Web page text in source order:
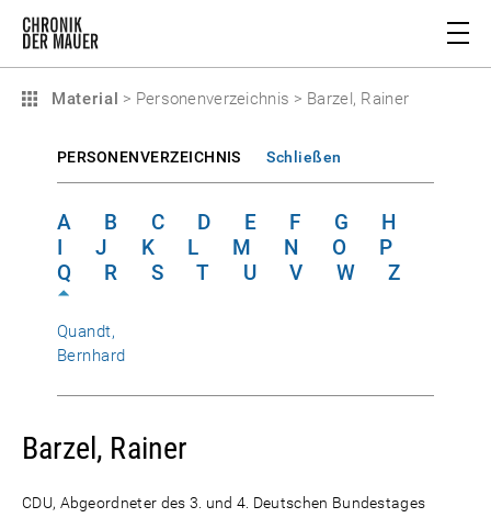
Material > Personenverzeichnis > Barzel, Rainer
PERSONENVERZEICHNIS Schließen
A B C D E F G
H
I
J K L M N O
P
Q
R S T U V W Z
Quandt,
Bernhard
Barzel, Rainer
CDU, Abgeordneter des 3. und 4. Deutschen Bundestages